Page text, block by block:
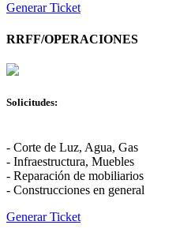
Generar Ticket
RRFF/OPERACIONES
Solicitudes:
- Corte de Luz, Agua, Gas
- Infraestructura, Muebles
- Reparación de mobiliarios
- Construcciones en general
Generar Ticket